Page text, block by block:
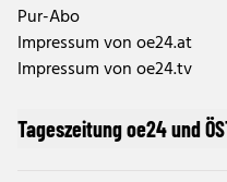
Pur-Abo
Impressum von oe24.at
Impressum von oe24.tv
Tageszeitung oe24 und